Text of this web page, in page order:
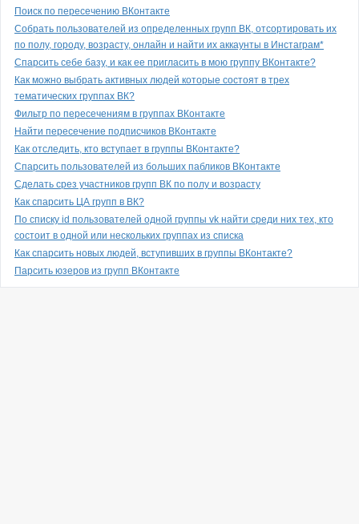
Поиск по пересечению ВКонтакте
Собрать пользователей из определенных групп ВК, отсортировать их
по полу, городу, возрасту, онлайн и найти их аккаунты в Инстаграм*
Спарсить себе базу, и как ее пригласить в мою группу ВКонтакте?
Как можно выбрать активных людей которые состоят в трех
тематических группах ВК?
Фильтр по пересечениям в группах ВКонтакте
Найти пересечение подписчиков ВКонтакте
Как отследить, кто вступает в группы ВКонтакте?
Спарсить пользователей из больших пабликов ВКонтакте
Сделать срез участников групп ВК по полу и возрасту
Как спарсить ЦА групп в ВК?
По списку id пользователей одной группы vk найти среди них тех, кто
состоит в одной или нескольких группах из списка
Как спарсить новых людей, вступивших в группы ВКонтакте?
Парсить юзеров из групп ВКонтакте